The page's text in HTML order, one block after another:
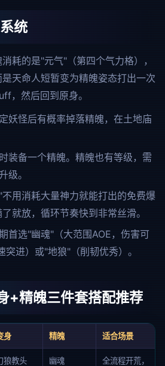
统
耗的是"元气"（第四个气力格），
天命人短暂变为精魄姿态打出一次
，然后回到原身。
妖怪后有概率掉落精魄，在土地庙
装备一个精魄。精魄也有等级，需
级。
用消耗大量神力就能打出的免费爆
就放，循环节奏快到非常丝滑。
首选"幽魂"（大范围AOE，伤害可
进）或"地狼"（削韧优秀）。
+精魄三件套搭配推荐
身 精魄 适合场景
狼教头 幽魂
全流程开荒，